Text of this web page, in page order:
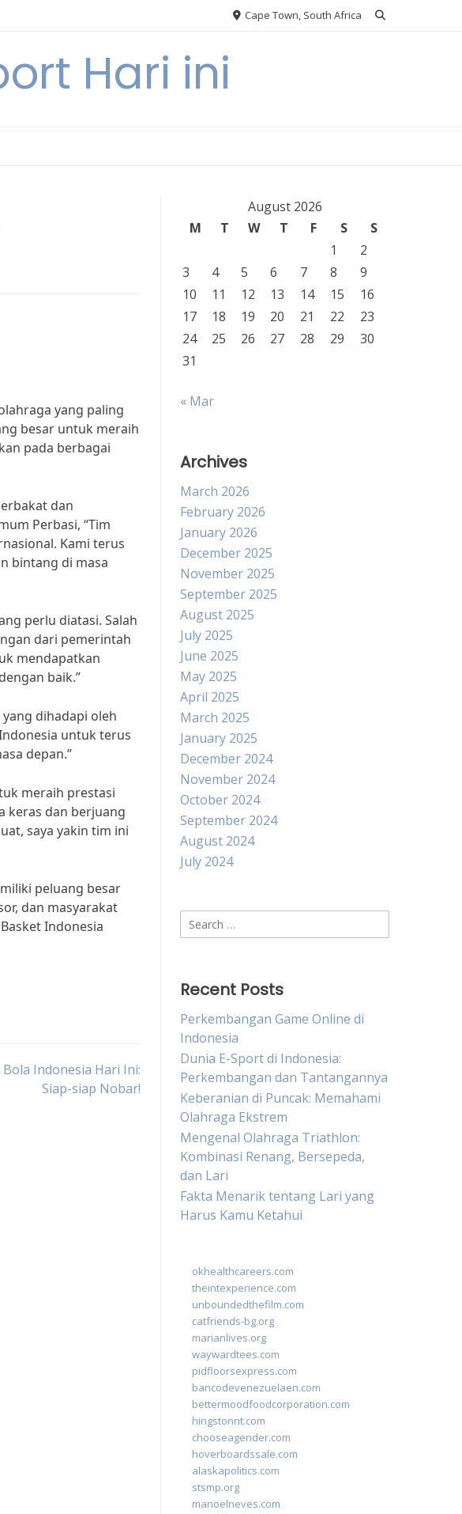
Cape Town, South Africa
Hari ini
yang paling
besar untuk meraih
pada berbagai
dan
Perbasi, “Tim
Kami terus
bintang di masa
perlu diatasi. Salah
dari pemerintah
mendapatkan
baik.”
dihadapi oleh
untuk terus
depan.”
meraih prestasi
keras dan berjuang
saya yakin tim ini
peluang besar
dan masyarakat
Indonesia
Indonesia Hari Ini:
Siap-siap Nobar!
August 2026
M
T W T F S
S
1
2
3
4 5 6 7 8
9
10
11 12 13 14 15
16
17
18 19 20 21 22
23
24
25 26 27 28 29
30
31
« Mar
Archives
March 2026
February 2026
January 2026
December 2025
November 2025
September 2025
August 2025
July 2025
June 2025
May 2025
April 2025
March 2025
January 2025
December 2024
November 2024
October 2024
September 2024
August 2024
July 2024
Search
for:
Recent Posts
Perkembangan Game Online di
Indonesia
Dunia E-Sport di Indonesia:
Perkembangan dan Tantangannya
Keberanian di Puncak: Memahami
Olahraga Ekstrem
Mengenal Olahraga Triathlon:
Kombinasi Renang, Bersepeda,
dan Lari
Fakta Menarik tentang Lari yang
Harus Kamu Ketahui
okhealthcareers.com
theintexperience.com
unboundedthefilm.com
catfriends-bg.org
marianlives.org
waywardtees.com
pidfloorsexpress.com
bancodevenezuelaen.com
bettermoodfoodcorporation.com
hingstonnt.com
chooseagender.com
hoverboardssale.com
alaskapolitics.com
stsmp.org
manoelneves.com